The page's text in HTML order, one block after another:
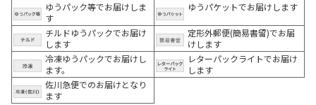
ゆうパック等でお届けしま
す
ゆうパケットでお届けします
チルドゆうパックでお届け
します
定形外郵便(簡易書留)でお届
けします
冷凍ゆうパックでお届けし
ます。
レターパックライトでお届け
します
佐川急便でのお届けとなり
ます